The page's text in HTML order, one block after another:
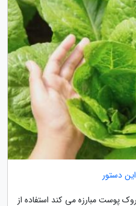
دستور
پوست مبارزه می کند استفاده از